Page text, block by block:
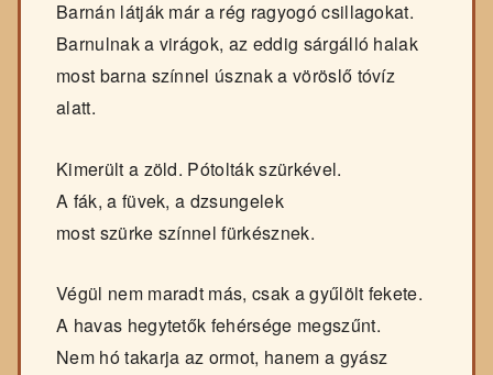
Barnán látják már a rég ragyogó csillagokat.
Barnulnak a virágok, az eddig sárgálló halak
most barna színnel úsznak a vöröslő tóvíz
alatt.
Kimerült a zöld. Pótolták szürkével.
A fák, a füvek, a dzsungelek
most szürke színnel fürkésznek.
Végül nem maradt más, csak a gyűlölt fekete.
A havas hegytetők fehérsége megszűnt.
Nem hó takarja az ormot, hanem a gyász